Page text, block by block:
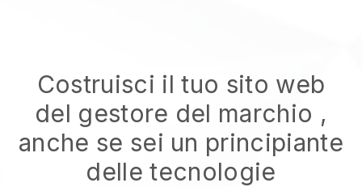
Costruisci il tuo sito web
del gestore del marchio ,
anche se sei un principiante
delle tecnologie